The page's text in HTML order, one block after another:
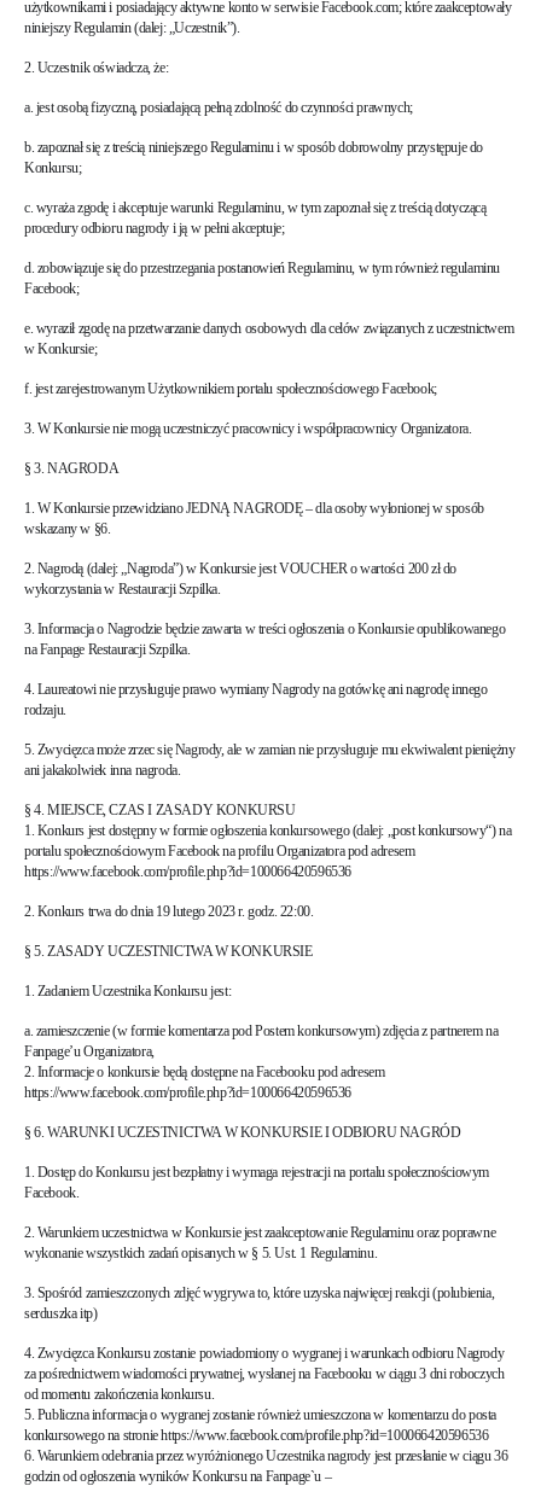
użytkownikami i posiadający aktywne konto w serwisie Facebook.com; które zaakceptowały
niniejszy Regulamin (dalej: „Uczestnik”).
2. Uczestnik oświadcza, że:
a. jest osobą fizyczną, posiadającą pełną zdolność do czynności prawnych;
b. zapoznał się z treścią niniejszego Regulaminu i w sposób dobrowolny przystępuje do
Konkursu;
c. wyraża zgodę i akceptuje warunki Regulaminu, w tym zapoznał się z treścią dotyczącą
procedury odbioru nagrody i ją w pełni akceptuje;
d. zobowiązuje się do przestrzegania postanowień Regulaminu, w tym również regulaminu
Facebook;
e. wyraził zgodę na przetwarzanie danych osobowych dla celów związanych z uczestnictwem
w Konkursie;
f. jest zarejestrowanym Użytkownikiem portalu społecznościowego Facebook;
3. W Konkursie nie mogą uczestniczyć pracownicy i współpracownicy Organizatora.
§ 3. NAGRODA
1. W Konkursie przewidziano JEDNĄ NAGRODĘ – dla osoby wyłonionej w sposób
wskazany w §6.
2. Nagrodą (dalej: „Nagroda”) w Konkursie jest VOUCHER o wartości 200 zł do
wykorzystania w Restauracji Szpilka.
3. Informacja o Nagrodzie będzie zawarta w treści ogłoszenia o Konkursie opublikowanego
na Fanpage Restauracji Szpilka.
4. Laureatowi nie przysługuje prawo wymiany Nagrody na gotówkę ani nagrodę innego
rodzaju.
5. Zwycięzca może zrzec się Nagrody, ale w zamian nie przysługuje mu ekwiwalent pieniężny
ani jakakolwiek inna nagroda.
§ 4. MIEJSCE, CZAS I ZASADY KONKURSU
1. Konkurs jest dostępny w formie ogłoszenia konkursowego (dalej: „post konkursowy“) na
portalu społecznościowym Facebook na profilu Organizatora pod adresem
https://www.facebook.com/profile.php?id=100066420596536
2. Konkurs trwa do dnia 19 lutego 2023 r. godz. 22:00.
§ 5. ZASADY UCZESTNICTWA W KONKURSIE
1. Zadaniem Uczestnika Konkursu jest:
a. zamieszczenie (w formie komentarza pod Postem konkursowym) zdjęcia z partnerem na
Fanpage’u Organizatora,
2. Informacje o konkursie będą dostępne na Facebooku pod adresem
https://www.facebook.com/profile.php?id=100066420596536
§ 6. WARUNKI UCZESTNICTWA W KONKURSIE I ODBIORU NAGRÓD
1. Dostęp do Konkursu jest bezpłatny i wymaga rejestracji na portalu społecznościowym
Facebook.
2. Warunkiem uczestnictwa w Konkursie jest zaakceptowanie Regulaminu oraz poprawne
wykonanie wszystkich zadań opisanych w § 5. Ust. 1 Regulaminu.
3. Spośród zamieszczonych zdjęć wygrywa to, które uzyska najwięcej reakcji (polubienia,
serduszka itp)
4. Zwycięzca Konkursu zostanie powiadomiony o wygranej i warunkach odbioru Nagrody
za pośrednictwem wiadomości prywatnej, wysłanej na Facebooku w ciągu 3 dni roboczych
od momentu zakończenia konkursu.
5. Publiczna informacja o wygranej zostanie również umieszczona w komentarzu do posta
konkursowego na stronie https://www.facebook.com/profile.php?id=100066420596536
6. Warunkiem odebrania przez wyróżnionego Uczestnika nagrody jest przesłanie w ciągu 36
godzin od ogłoszenia wyników Konkursu na Fanpage`u –